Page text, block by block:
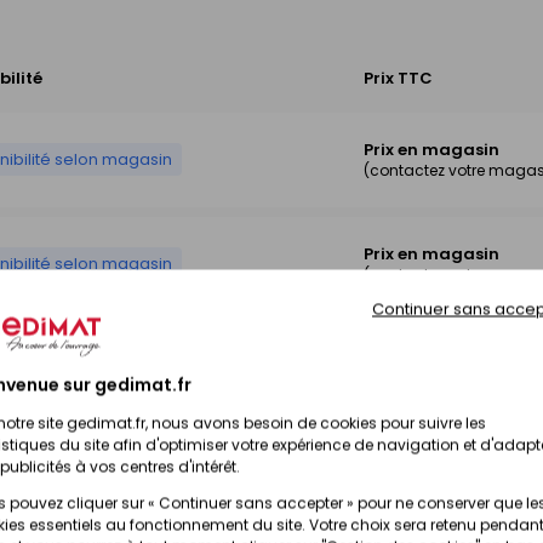
sur gedimat.fr
site gedimat.fr, nous avons besoin de cookies pour suivre les
du site afin d'optimiser votre expérience de navigation et
à vos centres d'intérêt.
pouvez cliquer sur « Continuer sans accepter » pour ne conserver que
essentiels au fonctionnement du site. Votre choix sera retenu pendant
Continuer sans
Prix TTC
selon magasin Prix en magasin
(contactez votre
selon magasin Prix en magasin
(contactez votre
selon magasin Prix en magasin